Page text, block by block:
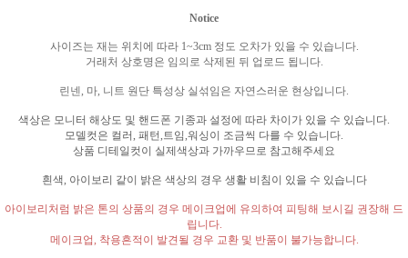
Notice
사이즈는 재는 위치에 따라 1~3cm 정도 오차가 있을 수 있습니다.
거래처 상호명은 임의로 삭제된 뒤 업로드 됩니다.
린넨, 마, 니트 원단 특성상 실섞임은 자연스러운 현상입니다.
색상은 모니터 해상도 및 핸드폰 기종과 설정에 따라 차이가 있을 수 있습니다.
모델컷은 컬러, 패턴,트임,워싱이 조금씩 다를 수 있습니다.
상품 디테일컷이 실제색상과 가까우므로 참고해주세요
흰색, 아이보리 같이 밝은 색상의 경우 생활 비침이 있을 수 있습니다
아이보리처럼 밝은 톤의 상품의 경우 메이크업에 유의하여 피팅해 보시길 권장해 드
립니다.
메이크업, 착용흔적이 발견될 경우 교환 및 반품이 불가능합니다.